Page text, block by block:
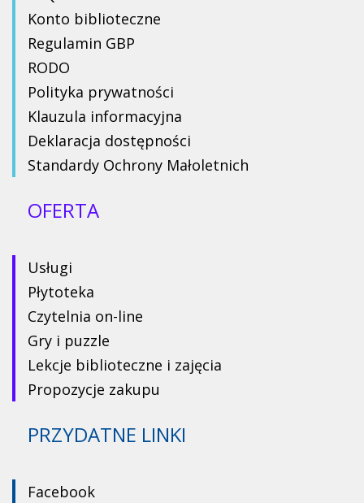
Konto biblioteczne
Regulamin GBP
RODO
Polityka prywatności
Klauzula informacyjna
Deklaracja dostępności
Standardy Ochrony Małoletnich
OFERTA
Usługi
Płytoteka
Czytelnia on-line
Gry i puzzle
Lekcje biblioteczne i zajęcia
Propozycje zakupu
PRZYDATNE LINKI
Facebook